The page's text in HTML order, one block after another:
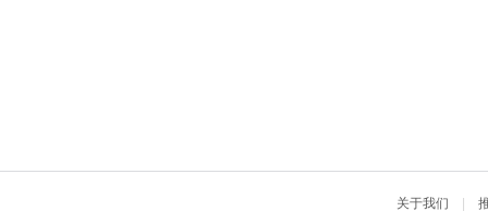
关于我们